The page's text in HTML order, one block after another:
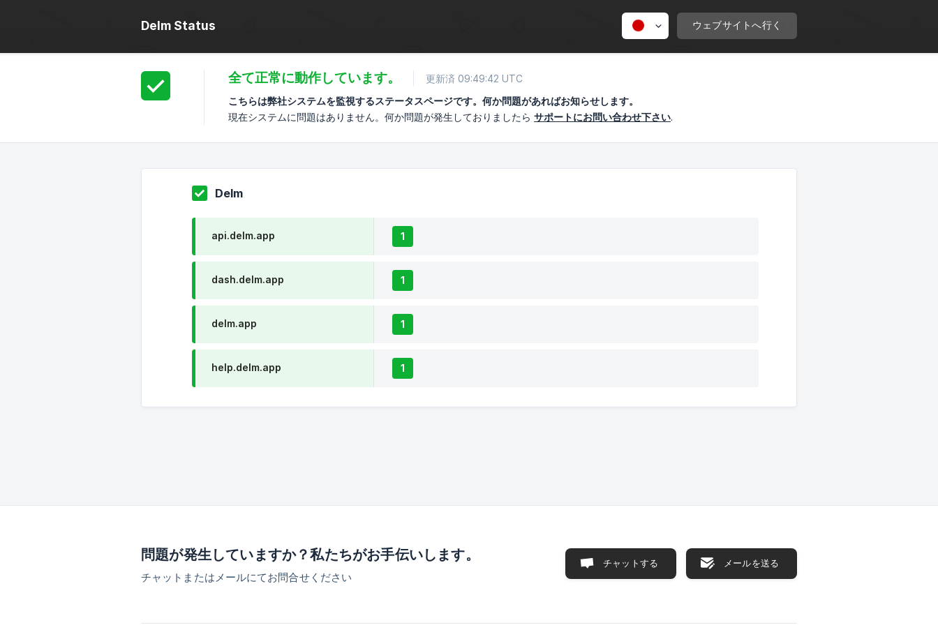
Delm Status ウェブサイトへ行く
全て正常に動作しています。
更新済 09:49:42 UTC
こちらは弊社システムを監視するステータスページです。何か問題があればお知らせします。
現在システムに問題はありません。何か問題が発生しておりましたら サポートにお問い合わせ下さい.
Delm
api.delm.app 1
dash.delm.app 1
delm.app 1
help.delm.app 1
問題が発生していますか？私たちがお手伝いします。
チャットまたはメールにてお問合せください
チャットする メールを送る